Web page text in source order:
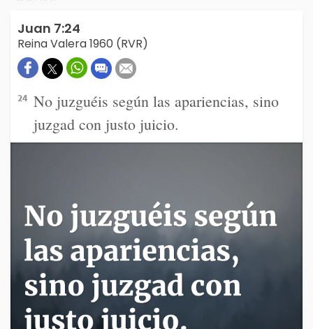
Juan 7:24
Reina Valera 1960 (RVR)
24 No juzguéis según las apariencias, sino
juzgad con justo juicio.